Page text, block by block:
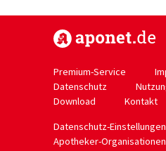
Premium-Service
Datenschutz
Download
Kontakt
Datenschutz-Einstellungen
Apotheker-Organisationen